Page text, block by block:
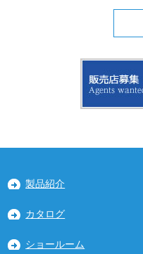
製品紹介
カタログ
ショールーム